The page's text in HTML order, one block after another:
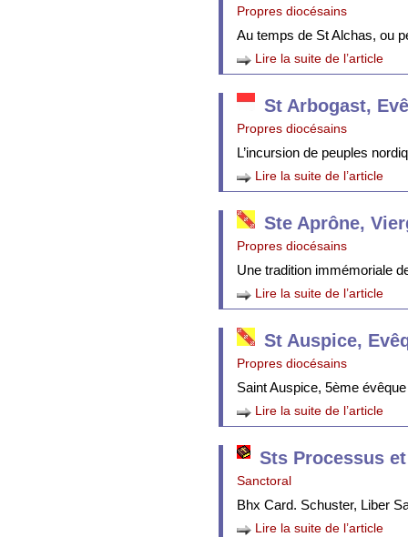
Propres diocésains
Au temps de St Alchas, ou
Lire la suite de l’article
St Arbogast,
Propres diocésains
L’incursion de peuples
Lire la suite de l’article
Ste Aprône,
Propres diocésains
Une tradition immémoriale
Lire la suite de l’article
St Auspice,
Propres diocésains
Saint Auspice, 5ème
Lire la suite de l’article
Sts Processus
Sanctoral
Bhx Card. Schuster, Liber
Lire la suite de l’article